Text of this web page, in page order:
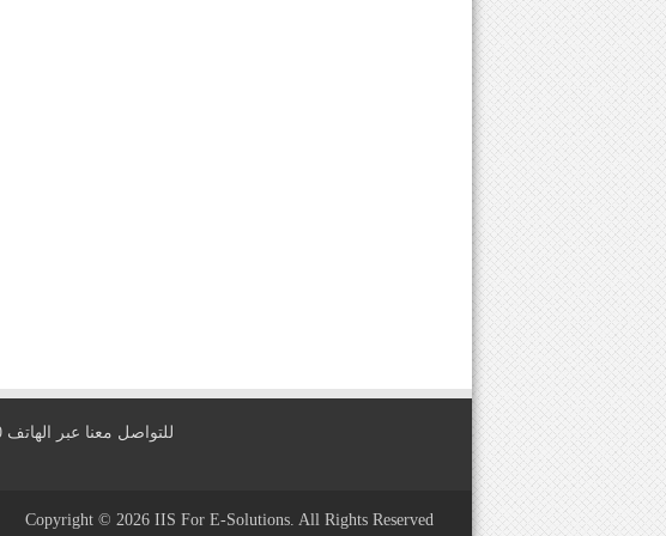
للتواصل معنا عبر الهاتف 0096170950660 او عبر البريد الالكتروني
Copyright © 2026 IIS For E-Solutions. All Rights Reserved